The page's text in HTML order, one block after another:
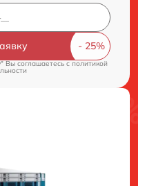
Вы соглашаетесь cполитикой